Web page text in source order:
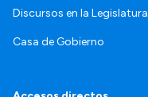
Discursos en la Legislatura
Casa de Gobierno